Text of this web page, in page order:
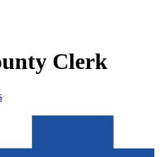
Clerk